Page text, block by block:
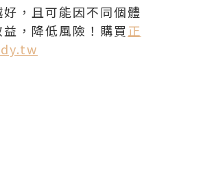
，且可能因不同個體
，降低風險！購買 正